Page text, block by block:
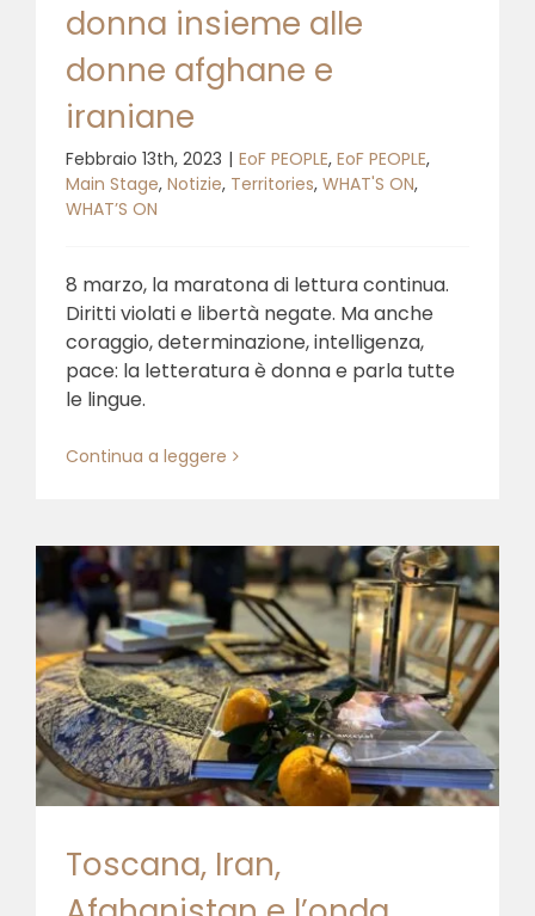
donna insieme alle
donne afghane e
iraniane
Febbraio 13th, 2023 | EoF PEOPLE, EoF PEOPLE,
Main Stage, Notizie, Territories, WHAT'S ON,
WHAT’S ON
8 marzo, la maratona di lettura continua.
Diritti violati e libertà negate. Ma anche
coraggio, determinazione, intelligenza,
pace: la letteratura è donna e parla tutte
le lingue.
Continua a leggere
Toscana, Iran,